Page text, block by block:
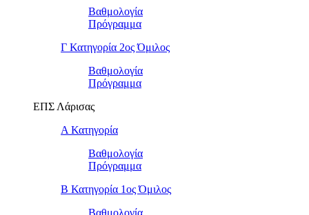
Βαθμολογία
Πρόγραμμα
Γ Κατηγορία 2ος Όμιλος
Βαθμολογία
Πρόγραμμα
ΕΠΣ Λάρισας
Α Κατηγορία
Βαθμολογία
Πρόγραμμα
Β Κατηγορία 1ος Όμιλος
Βαθμολογία